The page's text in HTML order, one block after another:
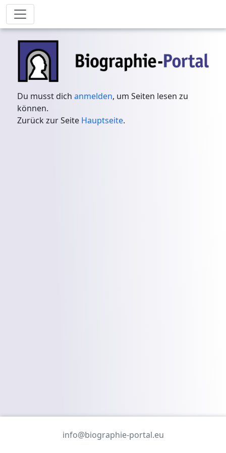
Du musst dichanmelden, um Seiten lesen zu
können.
Zurück zur Seite Hauptseite.
info@biographie-portal.eu